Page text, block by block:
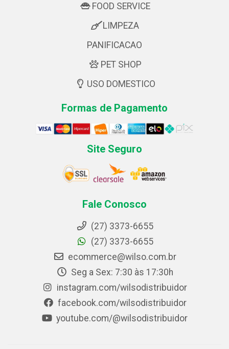
FOOD SERVICE
LIMPEZA
PANIFICACAO
PET SHOP
USO DOMESTICO
Formas de Pagamento
Site Seguro
Fale Conosco
(27) 3373-6655
(27) 3373-6655
ecommerce@wilso.com.br
Seg a Sex: 7:30 às 17:30h
instagram.com/wilsodistribuidor
facebook.com/wilsodistribuidor
youtube.com/@wilsodistribuidor